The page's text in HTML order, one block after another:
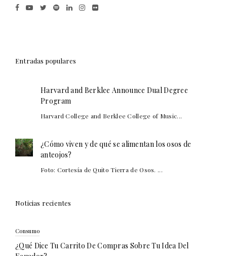
Entradas populares
Harvard and Berklee Announce Dual Degree
Program
Harvard College and Berklee College of Music...
¿Cómo viven y de qué se alimentan los osos de
anteojos?
Foto: Cortesía de Quito Tierra de Osos. ...
Noticias recientes
Consumo
¿Qué Dice Tu Carrito De Compras Sobre Tu Idea Del